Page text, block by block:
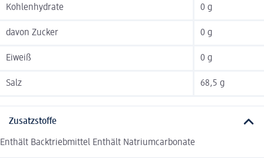
Kohlenhydrate 0 g
davon Zucker 0 g
Eiweiß 0 g
Salz 68,5 g
Zusatzstoffe
Enthält Backtriebmittel Enthält Natriumcarbonate